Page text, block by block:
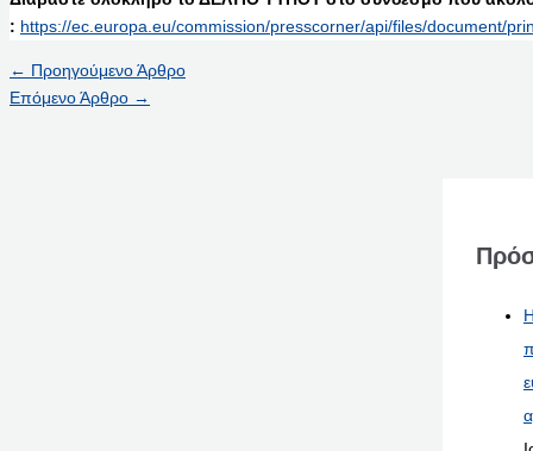
: https://ec.europa.eu/commission/presscorner/api/files/document/
← Προηγούμενο Άρθρο
Επόμενο Άρθρο →